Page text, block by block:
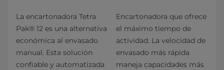
La encartonadora Tetra
Pak® 12 es una alternativa
económica al envasado
manual. Esta solución
confiable y automatizada
Encartonadora que ofrece
el máximo tiempo de
actividad. La velocidad de
envasado más rápida
maneja capacidades más